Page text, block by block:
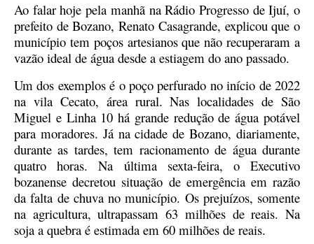
Ao falar hoje pela manhã na Rádio Progresso de Ijuí, o
prefeito de Bozano, Renato Casagrande, explicou que o
município tem poços artesianos que não recuperaram a
vazão ideal de água desde a estiagem do ano passado.
Um dos exemplos é o poço perfurado no início de 2022
na vila Cecato, área rural. Nas localidades de São
Miguel e Linha 10 há grande redução de água potável
para moradores. Já na cidade de Bozano, diariamente,
durante as tardes, tem racionamento de água durante
quatro horas. Na última sexta-feira, o Executivo
bozanense decretou situação de emergência em razão
da falta de chuva no município. Os prejuízos, somente
na agricultura, ultrapassam 63 milhões de reais. Na
soja a quebra é estimada em 60 milhões de reais.